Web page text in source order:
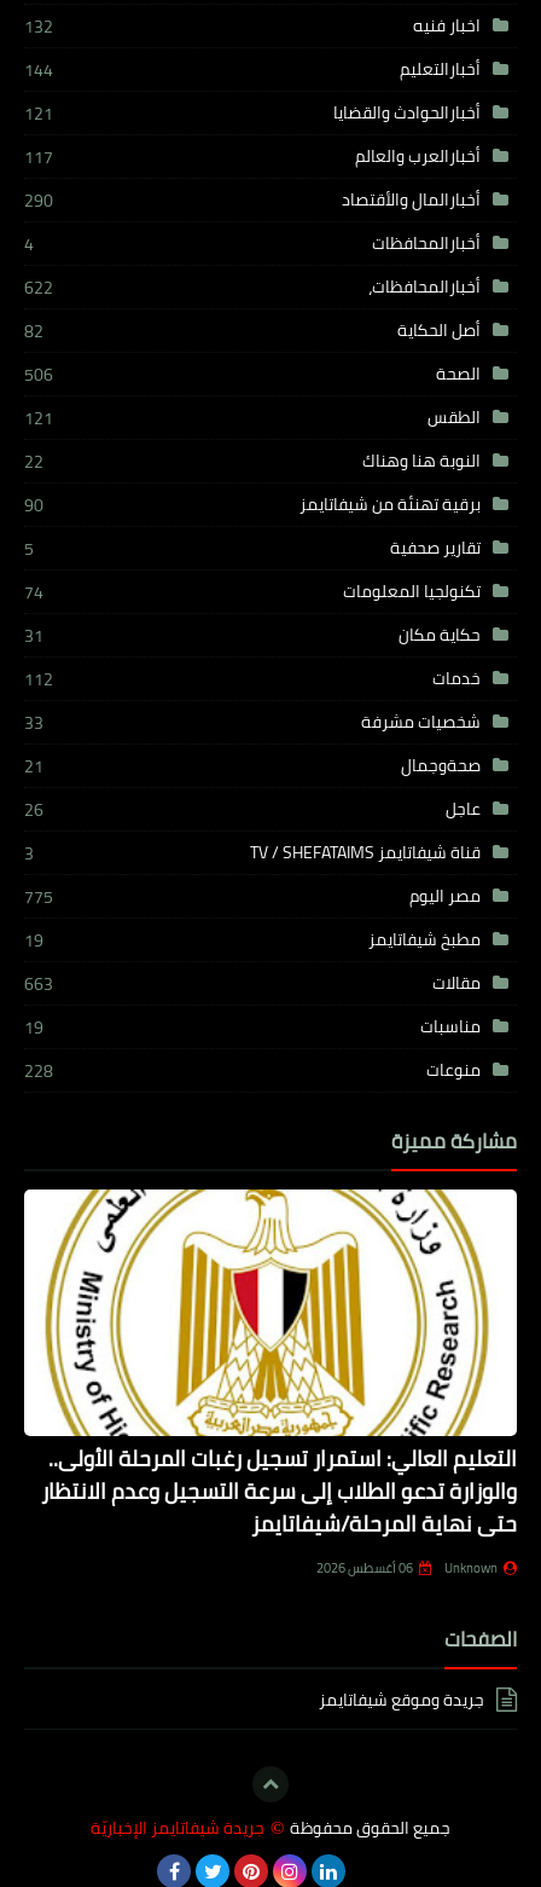
اخبار فنيه
132
أخبارالتعليم
144
أخبارالحوادث والقضايا
121
أخبارالعرب والعالم
117
أخبارالمال والأقتصاد
290
أخبارالمحافظات
4
أخبارالمحافظات،
622
أصل الحكاية
82
الصحة
506
الطقس
121
النوبة هنا وهناك
22
برقية تهنئة من شيفاتايمز
90
تقارير صحفية
5
تكنولجيا المعلومات
74
حكاية مكان
31
خدمات
112
شخصيات مشرفة
33
صحةوجمال
21
عاجل
26
قناة شيفاتايمز TV / SHEFATAIMS
3
مصر اليوم
775
مطبخ شيفاتايمز
19
مقالات
663
مناسبات
19
منوعات
228
مشاركة مميزة
التعليم العالي: استمرار تسجيل رغبات المرحلة الأولى..
والوزارة تدعو الطلاب إلى سرعة التسجيل وعدم الانتظار
حتى نهاية المرحلة/شيفاتايمز
Unknown 06 أغسطس 2026
الصفحات
جريدة وموقع شيفاتايمز
جميع الحقوق محفوظة © جريدة شيفاتايمز الإخباريّة